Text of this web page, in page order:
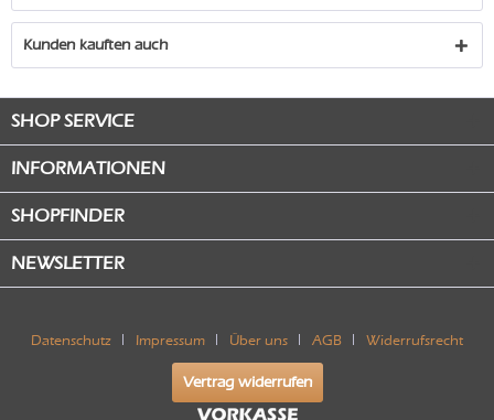
Kunden kauften auch
SHOP SERVICE
INFORMATIONEN
SHOPFINDER
NEWSLETTER
Datenschutz Impressum Über uns AGB Widerrufsrecht
Vertrag widerrufen